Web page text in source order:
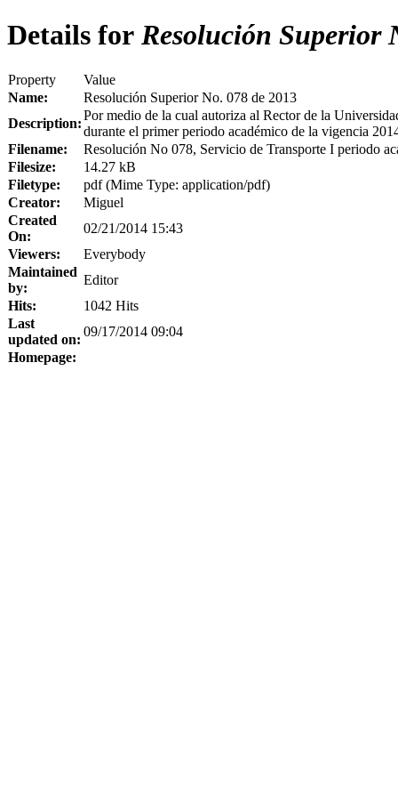
Details for Resolución Superior
Property
Value
Name:
Resolución Superior No. 078 de 2013
Description:
Por medio de la cual autoriza al Rector de la
durante el primer periodo académico de la vigencia
Filename:
Resolución No 078, Servicio de Transporte I periodo
Filesize:
14.27 kB
Filetype:
pdf (Mime Type: application/pdf)
Creator:
Miguel
Created
On:
02/21/2014 15:43
Viewers:
Everybody
Maintained
by:
Editor
Hits:
1042 Hits
Last
updated on:
09/17/2014 09:04
Homepage: